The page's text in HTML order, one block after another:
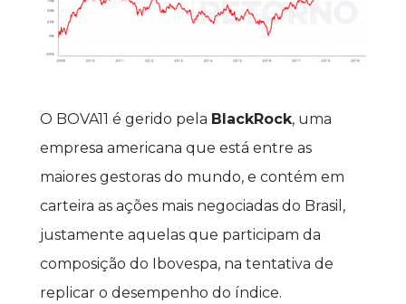
O BOVA11 é gerido pela BlackRock, uma
empresa americana que está entre as
maiores gestoras do mundo, e contém em
carteira as ações mais negociadas do Brasil,
justamente aquelas que participam da
composição do Ibovespa, na tentativa de
replicar o desempenho do índice.